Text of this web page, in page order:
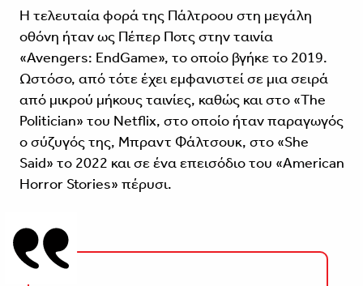
Η τελευταία φορά της Πάλτροου στη μεγάλη
οθόνη ήταν ως Πέπερ Ποτς στην ταινία
«Avengers: EndGame», το οποίο βγήκε το 2019.
Ωστόσο, από τότε έχει εμφανιστεί σε μια σειρά
από μικρού μήκους ταινίες, καθώς και στο «The
Politician» του Netflix, στο οποίο ήταν παραγωγός
ο σύζυγός της, Μπραντ Φάλτσουκ, στο «She
Said» το 2022 και σε ένα επεισόδιο του «American
Horror Stories» πέρυσι.